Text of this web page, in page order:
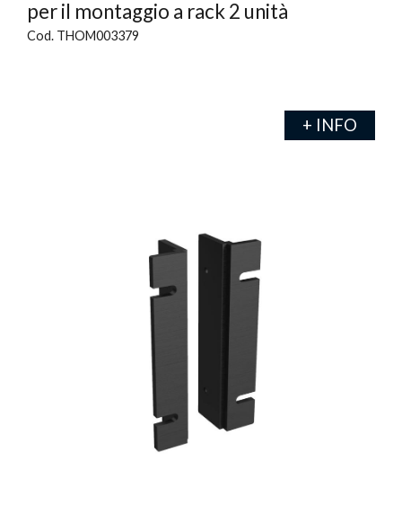
per il montaggio a rack 2 unità
Cod. THOM003379
+ INFO